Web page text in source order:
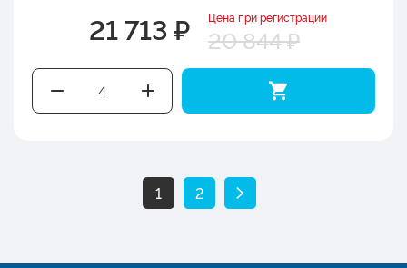
21 713 ₽ Цена при регистрации
20 844 ₽
1 2